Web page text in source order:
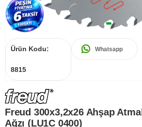
Ürün Kodu:
8815
Whatsapp
Freud 300x3,2x26 Ahşap
Ağzı (LU1C 0400)